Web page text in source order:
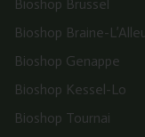
Bioshop Brussel
Bioshop Braine-
Bioshop Genappe
Bioshop Kessel-Lo
Bioshop Tournai